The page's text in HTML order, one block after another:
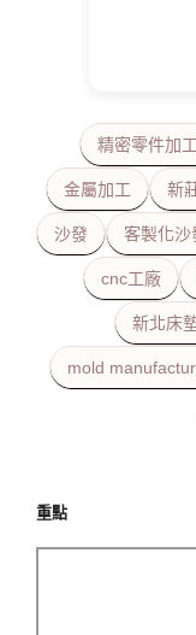
精密零件加工
金屬加工 新
沙發 客製化沙
cnc工廠
新北床
mold
重點